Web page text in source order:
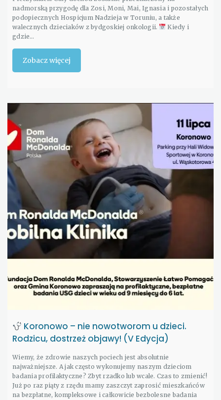
nadmorską przygodę dla Zosi, Moni, Mai, Ignasia i pozostałych
podopiecznych Hospicjum Nadzieja w Toruniu, a także
walecznych dzieciaków z bydgoskiej onkologii.
Kiedy i
gdzie…
Zobacz więcej
Koronowo – nie nowotworom u dzieci.
Rodzicu, dostrzeż objawy! (V Edycja)
Wiemy, że zdrowie naszych pociech jest absolutnie
najważniejsze. A jak często wykonujemy naszym dzieciom
badania profilaktyczne? Zbyt rzadko lub wcale. Czas to zmienić!
Już po raz piąty z rzędu mamy zaszczyt zaprosić mieszkańców
na bezpłatne, kompleksowe i całkowicie bezbolesne badania